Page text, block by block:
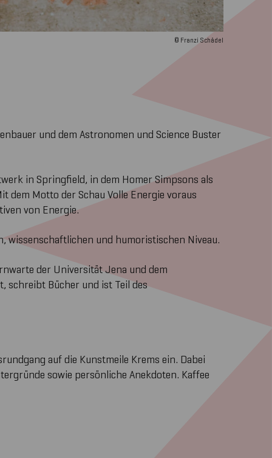
© Franzi Schädel
und dem Astronomen und Science Buster
in Springfield, in dem Homer Simpsons als
Motto der Schau Volle Energie voraus
von Energie.
wissenschaftlichen und humoristischen Niveau.
der Universität Jena und dem
schreibt Bücher und ist Teil des
auf die Kunstmeile Krems ein. Dabei
sowie persönliche Anekdoten. Kaffee